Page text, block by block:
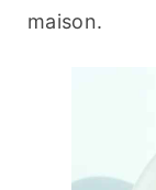
maison.